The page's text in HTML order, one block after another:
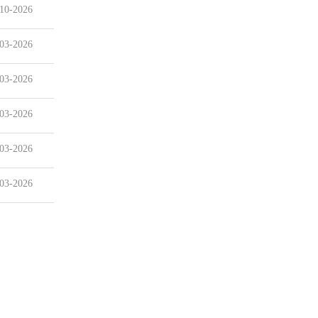
2026
2026
2026
2026
2026
2026